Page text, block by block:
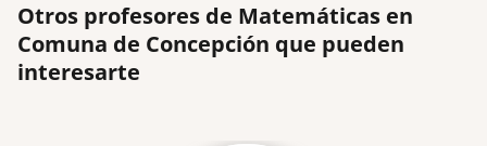
Otros profesores de Matemáticas en
Comuna de Concepción que pueden
interesarte